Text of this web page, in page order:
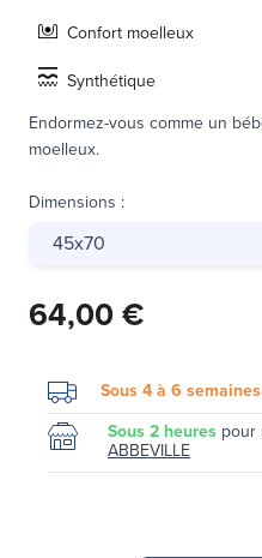
Confort moelleux
Synthétique
Endormez-vous comme un
moelleux.
Dimensions :
45x70
64,00 €
Sous 4 à 6 semaines
Sous 2 heures pour
ABBEVILLE